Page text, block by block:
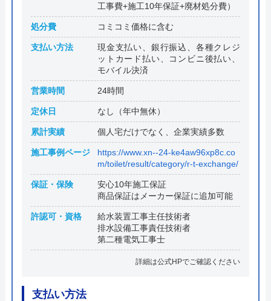
工事費+施工10年保証+廃材処分費）
処分費 コミコミ価格に含む
支払い方法
現金支払い、銀行振込、各種クレジ
ットカード払い、コンビニ後払い、
モバイル決済
営業時間 24時間
定休日 なし（年中無休）
累計実績 個人宅だけでなく、企業実績多数
施工事例ページ
https://www.xn--24-ke4aw96xp8c.co
m/toilet/result/category/r-t-exchange/
保証・保険
安心10年施工保証
商品保証はメーカー保証に追加可能
許認可・資格
給水装置工事主任技術者
排水設備工事責任技術者
第二種電気工事士
詳細は公式HPでご確認ください
支払い方法